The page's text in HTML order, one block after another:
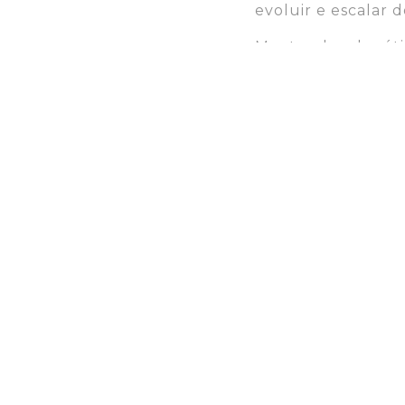
evoluir e escalar
Mantendo o